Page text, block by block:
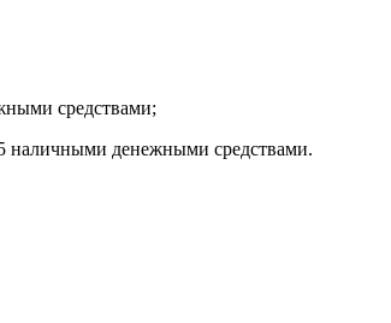
средствами;
наличными денежными средствами.